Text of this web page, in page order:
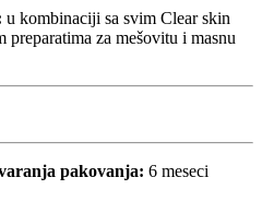
u kombinaciji sa svim Clear skin
preparatima za mešovitu i masnu
pakovanja: 6 meseci